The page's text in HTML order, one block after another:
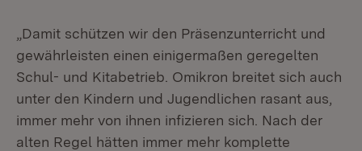
„Damit schützen wir den Präsenzunterricht und
gewährleisten einen einigermaßen geregelten
Schul- und Kitabetrieb. Omikron breitet sich auch
unter den Kindern und Jugendlichen rasant aus,
immer mehr von ihnen infizieren sich. Nach der
alten Regel hätten immer mehr komplette